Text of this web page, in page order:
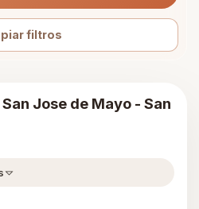
filtros
Jose de Mayo - San